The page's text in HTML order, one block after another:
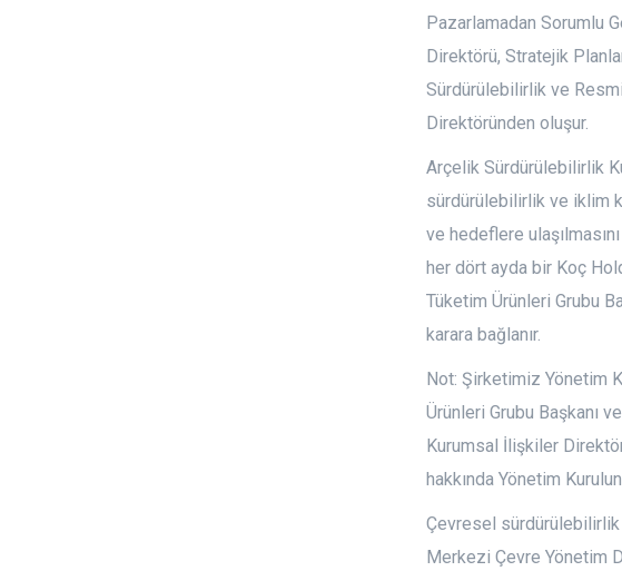
Pazarlamadan Sorumlu
Direktörü, Stratejik
Sürdürülebilirlik ve
Direktöründen oluşur.
Arçelik Sürdürülebilirlik
sürdürülebilirlik ve iklim
ve hedeflere
her dört ayda bir Koç
Tüketim Ürünleri Grubu
karara bağlanır.
Not: Şirketimiz Yönetim
Ürünleri Grubu Başkanı
Kurumsal İlişkiler
hakkında Yönetim
Çevresel
Merkezi Çevre Yönetim